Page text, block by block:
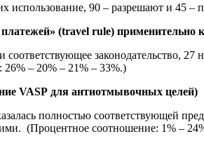
90 – разрешают и 45
(travel rule) применительно
законодательство, 27
– 20% – 21% – 33%.)
VASP для антиотмывочных целей)
полностью соответствующей
(Процентное соотношение: 1% –